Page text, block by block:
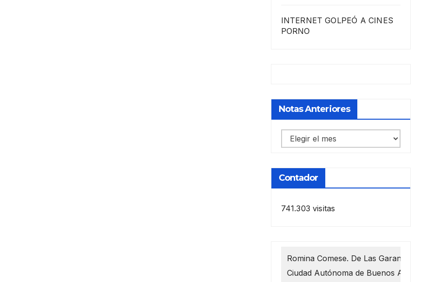
INTERNET GOLPEÓ A CINES
PORNO
Notas Anteriores
Notas
anteriores
Contador
741.303 visitas
Romina Comese. De Las Garantías 1218
Ciudad Autónoma de Buenos Aires